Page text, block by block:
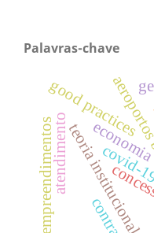
Palavras-chave
covid-
teoria institucional.
atendimento
empreendimentos
good practices